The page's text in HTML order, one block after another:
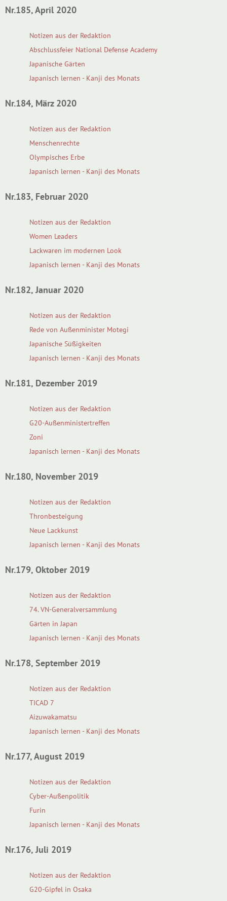
Nr.185, April 2020
Notizen aus der Redaktion
Abschlussfeier National Defense Academy
Japanische Gärten
Japanisch lernen - Kanji des Monats
Nr.184, März 2020
Notizen aus der Redaktion
Menschenrechte
Olympisches Erbe
Japanisch lernen - Kanji des Monats
Nr.183, Februar 2020
Notizen aus der Redaktion
Women Leaders
Lackwaren im modernen Look
Japanisch lernen - Kanji des Monats
Nr.182, Januar 2020
Notizen aus der Redaktion
Rede von Außenminister Motegi
Japanische Süßigkeiten
Japanisch lernen - Kanji des Monats
Nr.181, Dezember 2019
Notizen aus der Redaktion
G20-Außenministertreffen
Zoni
Japanisch lernen - Kanji des Monats
Nr.180, November 2019
Notizen aus der Redaktion
Thronbesteigung
Neue Lackkunst
Japanisch lernen - Kanji des Monats
Nr.179, Oktober 2019
Notizen aus der Redaktion
74. VN-Generalversammlung
Gärten in Japan
Japanisch lernen - Kanji des Monats
Nr.178, September 2019
Notizen aus der Redaktion
TICAD 7
Aizuwakamatsu
Japanisch lernen - Kanji des Monats
Nr.177, August 2019
Notizen aus der Redaktion
Cyber-Außenpolitik
Furin
Japanisch lernen - Kanji des Monats
Nr.176, Juli 2019
Notizen aus der Redaktion
G20-Gipfel in Osaka